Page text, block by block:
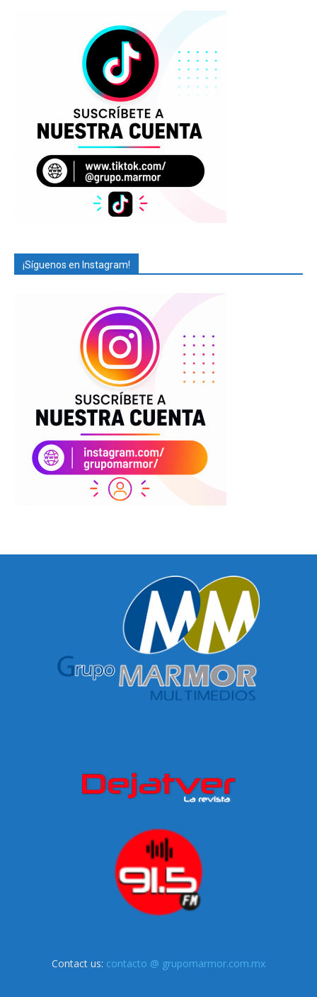
¡Síguenos en Instagram!
Contact us: contacto @ grupomarmor.com.mx